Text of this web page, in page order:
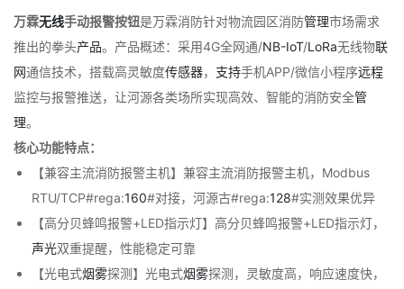
万霖无线手动报警按钮是万霖消防针对物流园区消防管理市场需求
推出的拳头产品。产品概述：采用4G全网通/NB-IoT/LoRa无线物联
网通信技术，搭载高灵敏度传感器， 支持手机APP/微信小程序远程
监控与报警推送，让河源各类场所实现高效、智能的消防安全管
理。
核心功能特点：
【兼容主流消防报警主机】兼容主流消防报警主机，Modbus
RTU/TCP#rega:160#对接，河源古#rega:128#实测效果优异
【高分贝蜂鸣报警+LED指示灯】高分贝蜂鸣报警+LED指示灯，
声光双重提醒，性能稳定可靠
【光电式烟雾探测】光电式烟雾探测，灵敏度高，响应速度快，